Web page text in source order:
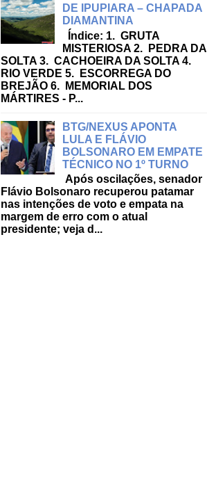
DE IPUPIARA – CHAPADA
DIAMANTINA
Índice: 1. GRUTA
MISTERIOSA 2. PEDRA DA
SOLTA 3. CACHOEIRA DA SOLTA 4.
RIO VERDE 5. ESCORREGA DO
BREJÃO 6. MEMORIAL DOS
MÁRTIRES - P...
BTG/NEXUS APONTA
LULA E FLÁVIO
BOLSONARO EM EMPATE
TÉCNICO NO 1º TURNO
Após oscilações, senador
Flávio Bolsonaro recuperou patamar
nas intenções de voto e empata na
margem de erro com o atual
presidente; veja d...